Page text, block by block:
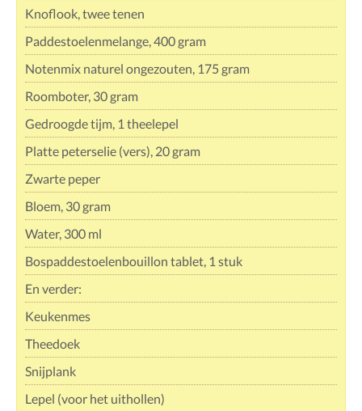
Knoflook, twee tenen
Paddestoelenmelange, 400 gram
Notenmix naturel ongezouten, 175 gram
Roomboter, 30 gram
Gedroogde tijm, 1 theelepel
Platte peterselie (vers), 20 gram
Zwarte peper
Bloem, 30 gram
Water, 300 ml
Bospaddestoelenbouillon tablet, 1 stuk
En verder:
Keukenmes
Theedoek
Snijplank
Lepel (voor het uithollen)